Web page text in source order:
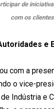
de
com os
e
com a
o vice-
Indústria e